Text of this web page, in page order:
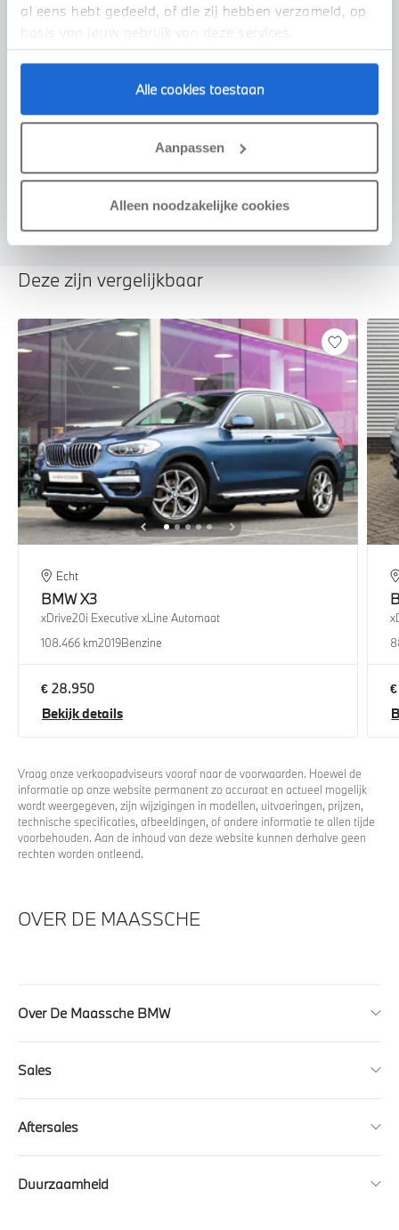
al eens hebt gedeeld, of die zij hebben verzameld, op
basis van jouw gebruik van deze services.
Alle cookies toestaan
Aanpassen
Alleen noodzakelijke cookies
Deze zijn vergelijkbaar
Echt
BMWX3
xDrive20i Executive xLine Automaat
108.466 km2019Benzine
€ 28.950
Bekijk details
Vraag onze verkoopadviseurs vooraf naar de voorwaarden. Hoewel de
informatie op onze website permanent zo accuraat en actueel mogelijk
wordt weergegeven, zijn wijzigingen in modellen, uitvoeringen, prijzen,
technische specificaties, afbeeldingen, of andere informatie te allen tijde
voorbehouden. Aan de inhoud van deze website kunnen derhalve geen
rechten worden ontleend.
OVER DE MAASSCHE
Over De Maassche BMW
Sales
Aftersales
Duurzaamheid